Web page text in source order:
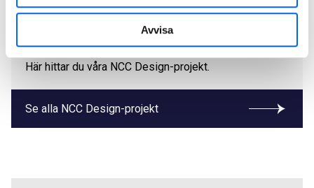
Avvisa
Våra projekt
Svanenmärkta lägenheter med hög boendekvalitet.
Här hittar du våra NCC Design-projekt.
Se alla NCC Design-projekt